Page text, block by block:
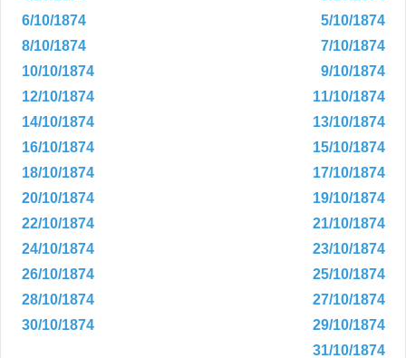
5/10/1874
6/10/1874
7/10/1874
8/10/1874
9/10/1874
10/10/1874
11/10/1874
12/10/1874
13/10/1874
14/10/1874
15/10/1874
16/10/1874
17/10/1874
18/10/1874
19/10/1874
20/10/1874
21/10/1874
22/10/1874
23/10/1874
24/10/1874
25/10/1874
26/10/1874
27/10/1874
28/10/1874
29/10/1874
30/10/1874
31/10/1874